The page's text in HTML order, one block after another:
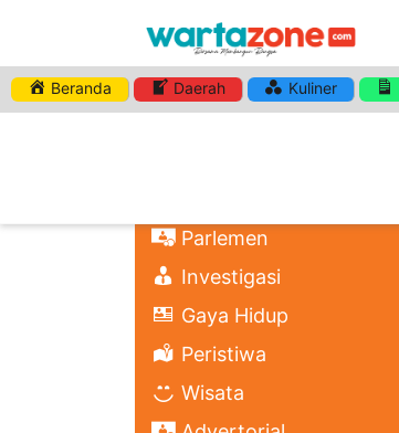
Beranda Daerah Kuliner
Parlemen
Investigasi
Gaya Hidup
Peristiwa
Wisata